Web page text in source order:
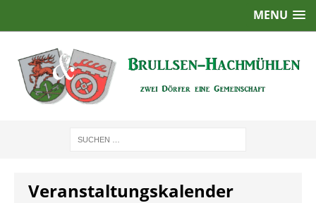
MENU
Veranstaltungskalender
2:00
5:00